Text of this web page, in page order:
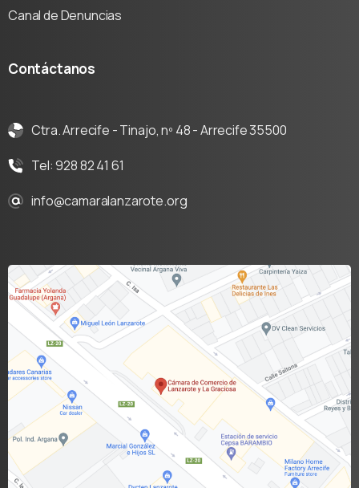
Canal de Denuncias
Contáctanos
Ctra. Arrecife - Tinajo, nº 48 - Arrecife 35500
Tel: 928 82 41 61
info@camaralanzarote.org